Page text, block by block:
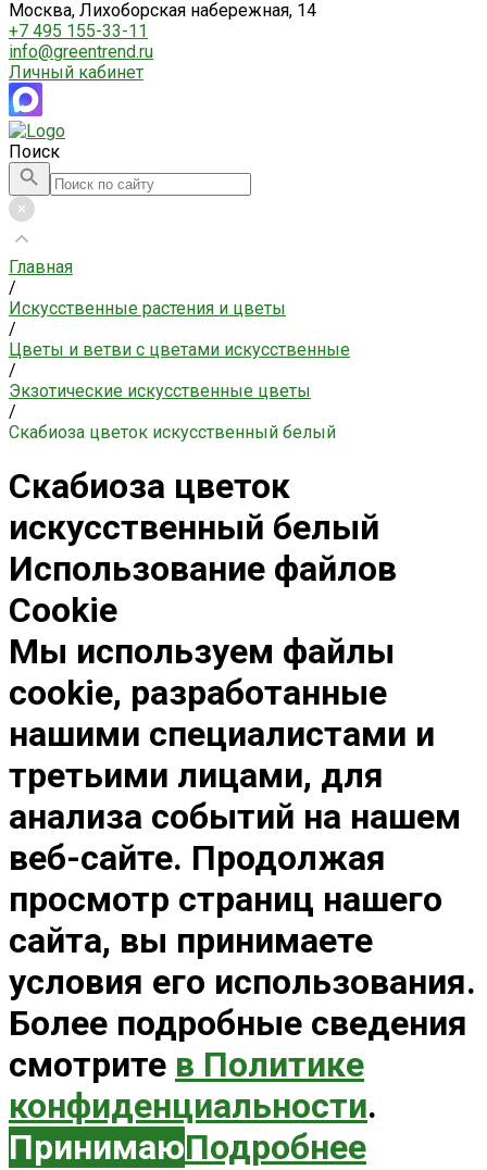
Москва, Лихоборская набережная, 14
+7 495 155-33-11
info@greentrend.ru
Личный кабинет
Поиск
Главная
/
Искусственные растения и цветы
/
Цветы и ветви с цветами искусственные
/
Экзотические искусственные цветы
/
Скабиоза цветок искусственный белый
Скабиоза цветок
искусственный белый
Использование файлов
Cookie
Мы используем файлы
cookie, разработанные
нашими специалистами и
третьими лицами, для
анализа событий на нашем
веб-сайте. Продолжая
просмотр страниц нашего
сайта, вы принимаете
условия его использования.
Более подробные сведения
смотрите в Политике
конфиденциальности.
ПринимаюПодробнее